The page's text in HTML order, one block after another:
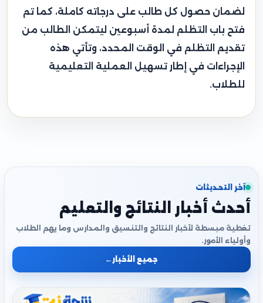
لضمان حصول كل طالب على درجاته كاملة، كما تم
فتح باب التظلم لمدة أسبوعين ليتمكن الطالب من
تقديم التظلم في الوقت المحدد، وتأتي هذه
الإجراءات في إطار تسهيل العملية التعليمية
للطلاب.
آخر التحديثات
أحدث أخبار النتائج والتعليم
تغطية مبسطة لأخبار النتائج والتنسيق والمدارس وما يهم الطلاب
وأولياء الأمور.
جميع الأخبار ←